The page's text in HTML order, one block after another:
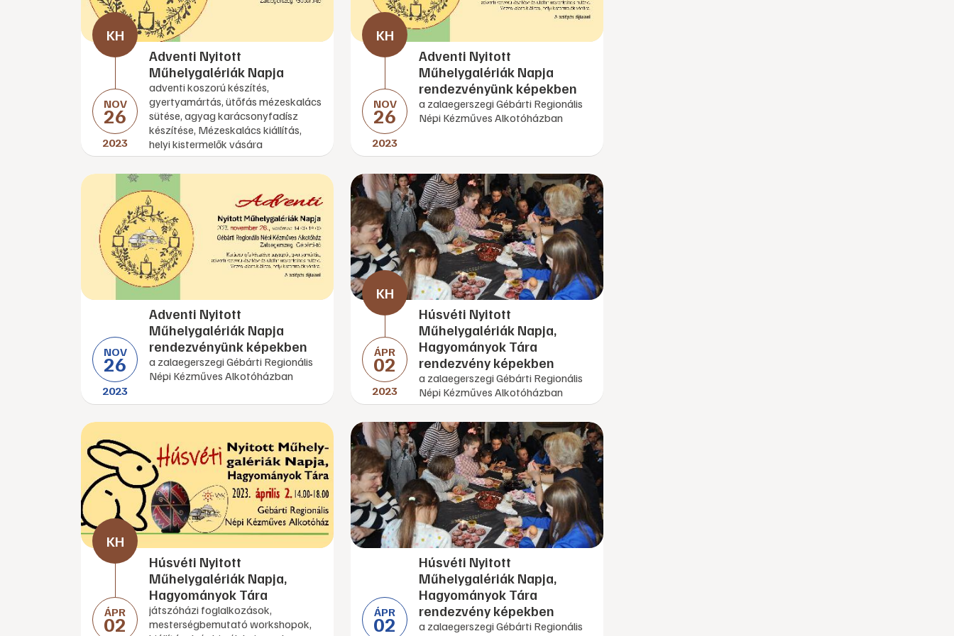
NOV
26
2023
Adventi Nyitott
Műhelygalériák Napja
adventi koszorú készítés,
gyertyamártás, ütőfás mézeskalács
sütése, agyag karácsonyfadísz
készítése, Mézeskalács kiállítás,
helyi kistermelők vására
NOV
26
2023
Adventi Nyitott
Műhelygalériák Napja
rendezvényünk képekben
a zalaegerszegi Gébárti Regionális
Népi Kézműves Alkotóházban
NOV
26
2023
Adventi Nyitott
Műhelygalériák Napja
rendezvényünk képekben
a zalaegerszegi Gébárti Regionális
Népi Kézműves Alkotóházban
ÁPR
02
2023
Húsvéti Nyitott
Műhelygalériák Napja,
Hagyományok Tára
rendezvény képekben
a zalaegerszegi Gébárti Regionális
Népi Kézműves Alkotóházban
ÁPR
02
Húsvéti Nyitott
Műhelygalériák Napja,
Hagyományok Tára
játszóházi foglalkozások,
mesterségbemutató workshopok,
ÁPR
02
Húsvéti Nyitott
Műhelygalériák Napja,
Hagyományok Tára
rendezvény képekben
a zalaegerszegi Gébárti Regionális